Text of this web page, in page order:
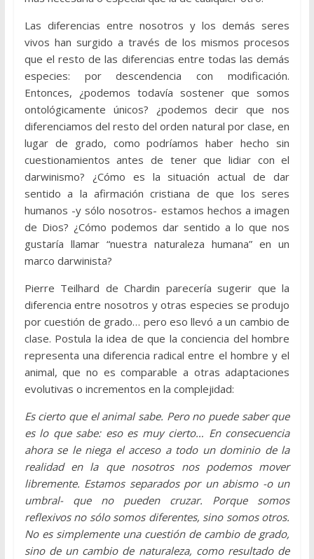
Las diferencias entre nosotros y los demás seres
vivos han surgido a través de los mismos procesos
que el resto de las diferencias entre todas las demás
especies: por descendencia con modificación.
Entonces, ¿podemos todavía sostener que somos
ontológicamente únicos? ¿podemos decir que nos
diferenciamos del resto del orden natural por clase, en
lugar de grado, como podríamos haber hecho sin
cuestionamientos antes de tener que lidiar con el
darwinismo? ¿Cómo es la situación actual de dar
sentido a la afirmación cristiana de que los seres
humanos -y sólo nosotros- estamos hechos a imagen
de Dios? ¿Cómo podemos dar sentido a lo que nos
gustaría llamar “nuestra naturaleza humana” en un
marco darwinista?
Pierre Teilhard de Chardin parecería sugerir que la
diferencia entre nosotros y otras especies se produjo
por cuestión de grado… pero eso llevó a un cambio de
clase. Postula la idea de que la conciencia del hombre
representa una diferencia radical entre el hombre y el
animal, que no es comparable a otras adaptaciones
evolutivas o incrementos en la complejidad:
Es cierto que el animal sabe. Pero no puede saber que
es lo que sabe: eso es muy cierto… En consecuencia
ahora se le niega el acceso a todo un dominio de la
realidad en la que nosotros nos podemos mover
libremente. Estamos separados por un abismo -o un
umbral- que no pueden cruzar. Porque somos
reflexivos no sólo somos diferentes, sino somos otros.
No es simplemente una cuestión de cambio de grado,
sino de un cambio de naturaleza, como resultado de